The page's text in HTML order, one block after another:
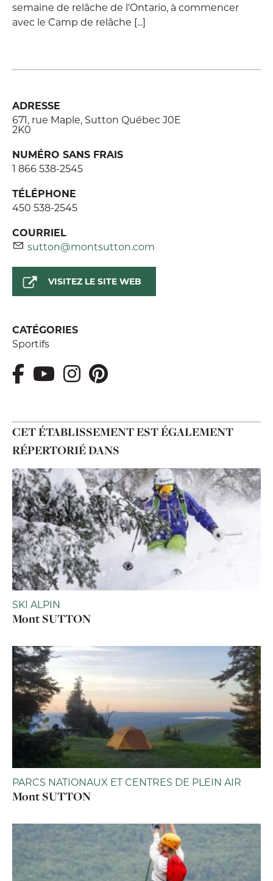
semaine de relâche de l'Ontario, à commencer
avec le Camp de relâche [...]
ADRESSE
671, rue Maple, Sutton Québec J0E
2K0
NUMÉRO SANS FRAIS
1 866 538-2545
TÉLÉPHONE
450 538-2545
COURRIEL
sutton@montsutton.com
VISITEZ LE SITE WEB
CATÉGORIES
Sportifs
CET ÉTABLISSEMENT EST ÉGALEMENT
RÉPERTORIÉ DANS
SKI ALPIN
Mont SUTTON
PARCS NATIONAUX ET CENTRES DE PLEIN AIR
Mont SUTTON